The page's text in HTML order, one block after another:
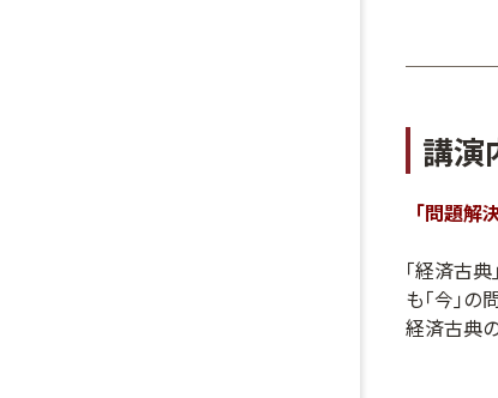
講演
「問題解
｢経済古
も｢今｣の
経済古典